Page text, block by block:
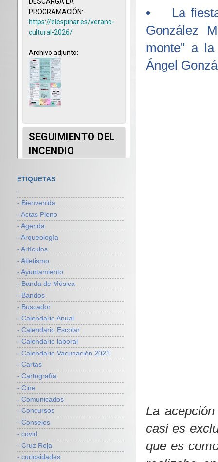
• La fiesta
González
monte" a
Ángel
La
casi es
que es
ETIQUETAS
-
- Bienvenida
- Actas Pleno
- Agenda
- Arqueología
- Artículos
- Atletismo
- Ayuntamiento
- Banda de Música
- Bandos
- Buscador
- Calendario Anual
- Calendario Escolar
- Calendario laboral
- Calendario Vacunación 2023
- Cartas
- Cartografía
- Cine
- Comunicados
- Concursos
- Consejos
- covid
- Cruz Roja
- curiosidades